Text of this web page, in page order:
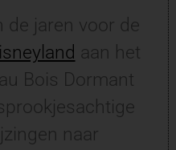
de jaren voor de
aan het
Bois Dormant
naar